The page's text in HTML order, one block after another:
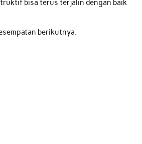
bisa terus terjalin dengan baik
berikutnya.